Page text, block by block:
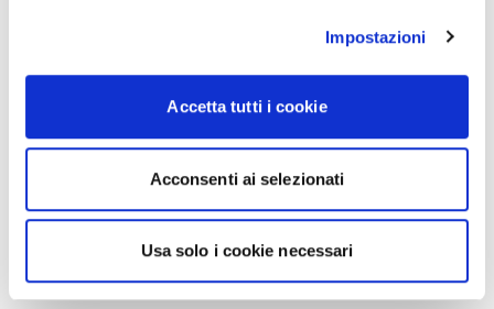
Impostazioni
Accetta tutti i cookie
Acconsenti ai selezionati
Usa solo i cookie necessari